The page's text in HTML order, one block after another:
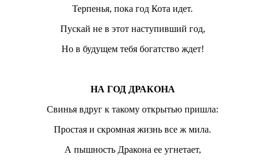
Терпенья, пока год Кота идет.
Пускай не в этот наступивший год,
Но в будущем тебя богатство ждет!
НА ГОД ДРАКОНА
Свинья вдруг к такому открытью пришла:
Простая и скромная жизнь все ж мила.
А пышность Дракона ее угнетает,